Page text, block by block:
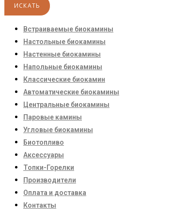
Встраиваемые биокамины
Настoльные биокамины
Настенные биокамины
Напольные биокамины
Классические биокамин
Автоматические биокамины
Центральные биокамины
Паровые камины
Угловые биокамины
Биотопливо
Аксессуары
Топки-Горелки
Производители
Оплата и доставка
Контакты